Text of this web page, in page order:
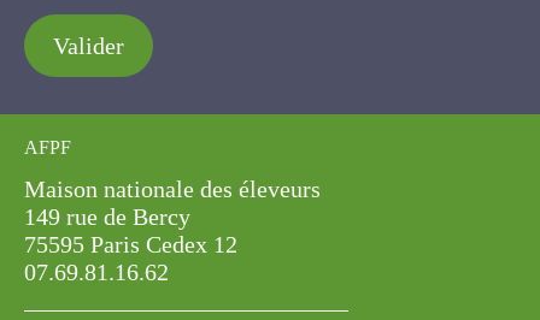
Valider
AFPF
Maison nationale des éleveurs
149 rue de Bercy
75595 Paris Cedex 12
07.69.81.16.62